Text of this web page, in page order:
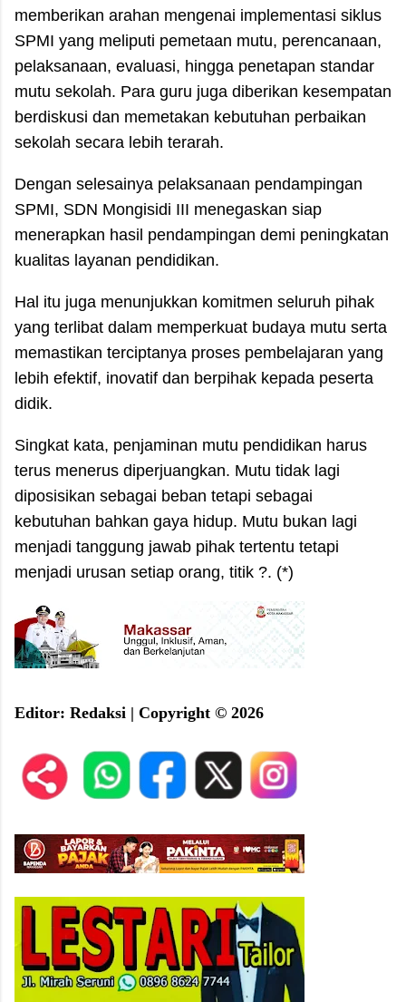
memberikan arahan mengenai implementasi siklus
SPMI yang meliputi pemetaan mutu, perencanaan,
pelaksanaan, evaluasi, hingga penetapan standar
mutu sekolah. Para guru juga diberikan kesempatan
berdiskusi dan memetakan kebutuhan perbaikan
sekolah secara lebih terarah.
Dengan selesainya pelaksanaan pendampingan
SPMI, SDN Mongisidi III menegaskan siap
menerapkan hasil pendampingan demi peningkatan
kualitas layanan pendidikan.
Hal itu juga menunjukkan komitmen seluruh pihak
yang terlibat dalam memperkuat budaya mutu serta
memastikan terciptanya proses pembelajaran yang
lebih efektif, inovatif dan berpihak kepada peserta
didik.
Singkat kata, penjaminan mutu pendidikan harus
terus menerus diperjuangkan. Mutu tidak lagi
diposisikan sebagai beban tetapi sebagai
kebutuhan bahkan gaya hidup. Mutu bukan lagi
menjadi tanggung jawab pihak tertentu tetapi
menjadi urusan setiap orang, titik ?. (*)
Editor: Redaksi | Copyright © 2026